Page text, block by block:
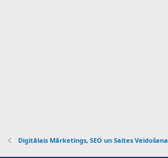
Digitālais Mārketings, SEO un Saites Veidošana